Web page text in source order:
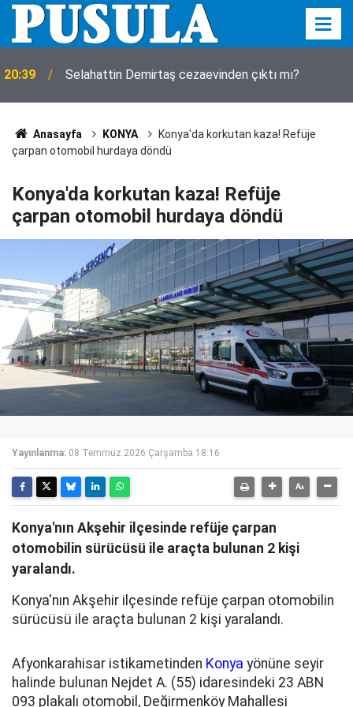
20:39 Selahattin Demirtaş cezaevinden çıktı mı?
Anasayfa KONYA
Konya'da korkutan kaza! Refüje
çarpan otomobil hurdaya döndü
Konya'da korkutan kaza! Refüje
çarpan otomobil hurdaya döndü
Yayınlanma: 08 Temmuz 2026 Çarşamba 18:16
Konya'nın Akşehir ilçesinde refüje çarpan
otomobilin sürücüsü ile araçta bulunan 2 kişi
yaralandı.
Konya'nın Akşehir ilçesinde refüje çarpan otomobilin
sürücüsü ile araçta bulunan 2 kişi yaralandı.
Afyonkarahisar istikametinden Konya yönüne seyir
halinde bulunan Nejdet A. (55) idaresindeki 23 ABN
093 plakalı otomobil, Değirmenköy Mahallesi